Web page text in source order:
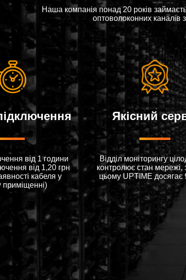
Наша компанія понад 20 років
оптоволоконних каналів
від 1 години
вiд 1,20 грн
кабеля у
примiщеннi)
Якісний
Відділ моніторингу
контролює стан мережі,
цьому UPTIME досягає